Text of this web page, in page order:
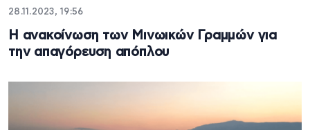
28.11.2023, 19:56
Η ανακοίνωση των Μινωικών Γραμμών για
την απαγόρευση απόπλου